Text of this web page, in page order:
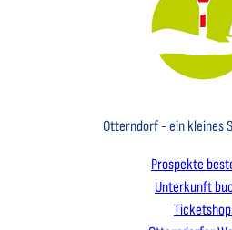
Otterndorf - ein kleines
Prospekte
Unterkunft
Ticketshop